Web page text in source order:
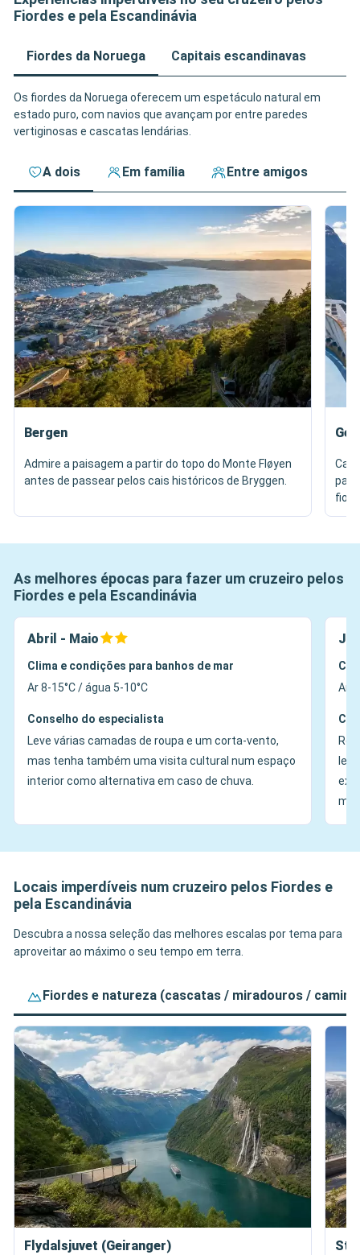
Fiordes e pela Escandinávia
Fiordes da Noruega Capitais escandinavas
Os fiordes da Noruega oferecem um espetáculo natural em
estado puro, com navios que avançam por entre paredes
vertiginosas e cascatas lendárias.
A dois Em família Entre amigos
Bergen
Admire a paisagem a partir do topo do Monte Fløyen
antes de passear pelos cais históricos de Bryggen.
As melhores épocas para fazer um cruzeiro pelos
Fiordes e pela Escandinávia
Abril - Maio
Clima e condições para banhos de mar
Ar 8-15°C / água 5-10°C
Conselho do especialista
Leve várias camadas de roupa e um corta-vento,
mas tenha também uma visita cultural num espaço
interior como alternativa em caso de chuva.
Ar
Locais imperdíveis num cruzeiro pelos Fiordes e
pela Escandinávia
Descubra a nossa seleção das melhores escalas por tema para
aproveitar ao máximo o seu tempo em terra.
Fiordes e natureza (cascatas / miradouros /
Flydalsjuvet (Geiranger)